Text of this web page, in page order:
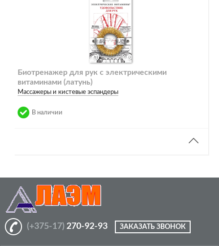
Биотренажер для рук с электрическими
витаминами (латунь)
Массажеры и кистевые эспандеры
В наличии
(+375-17) 270-92-93 ЗАКАЗАТЬ ЗВОНОК